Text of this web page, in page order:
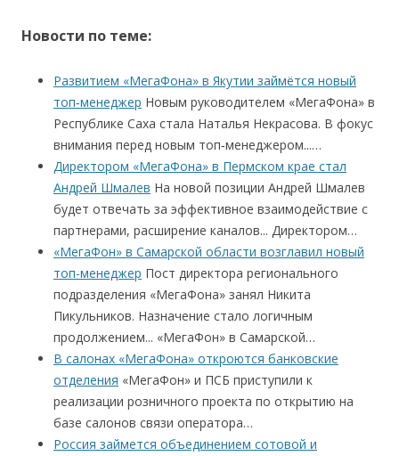
Новости по теме:
Развитием «МегаФона» в Якутии займётся новый
топ‑менеджер Новым руководителем «МегаФона» в
Республике Саха стала Наталья Некрасова. В фокус
внимания перед новым топ‑менеджером...…
Директором «МегаФона» в Пермском крае стал
Андрей Шмалев На новой позиции Андрей Шмалев
будет отвечать за эффективное взаимодействие с
партнерами, расширение каналов... Директором…
«МегаФон» в Самарской области возглавил новый
топ-менеджер Пост директора регионального
подразделения «МегаФона» занял Никита
Пикульников. Назначение стало логичным
продолжением... «МегаФон» в Самарской…
В салонах «МегаФона» откроются банковские
отделения «МегаФон» и ПСБ приступили к
реализации розничного проекта по открытию на
базе салонов связи оператора…
Россия займется объединением сотовой и